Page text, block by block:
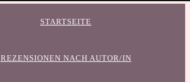
STARTSEITE
REZENSIONEN NACH AUTOR/IN